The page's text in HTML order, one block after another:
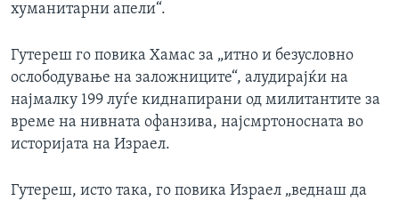
хуманитарни апели“.
Гутереш го повика Хамас за „итно и безусловно
ослободување на заложниците“, алудирајќи на
најмалку 199 луѓе киднапирани од милитантите за
време на нивната офанзива, најсмртоносната во
историјата на Израел.
Гутереш, исто така, го повика Израел „веднаш да